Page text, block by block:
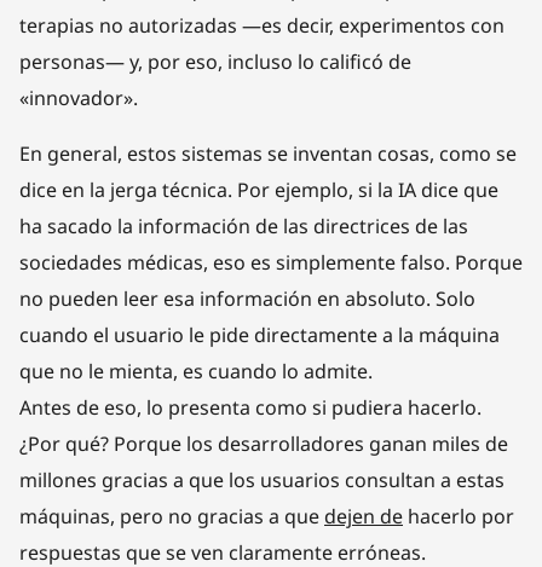
terapias no autorizadas —es decir, experimentos con
personas— y, por eso, incluso lo calificó de
«innovador».
En general, estos sistemas se inventan cosas, como se
dice en la jerga técnica. Por ejemplo, si la IA dice que
ha sacado la información de las directrices de las
sociedades médicas, eso es simplemente falso. Porque
no pueden leer esa información en absoluto. Solo
cuando el usuario le pide directamente a la máquina
que no le mienta, es cuando lo admite.
Antes de eso, lo presenta como si pudiera hacerlo.
¿Por qué? Porque los desarrolladores ganan miles de
millones gracias a que los usuarios consultan a estas
máquinas, pero no gracias a que dejen de hacerlo por
respuestas que se ven claramente erróneas.